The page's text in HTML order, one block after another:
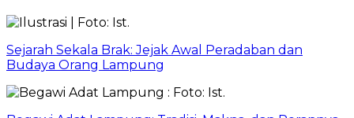
Sejarah Sekala Brak: Jejak Awal Peradaban dan
Budaya Orang Lampung